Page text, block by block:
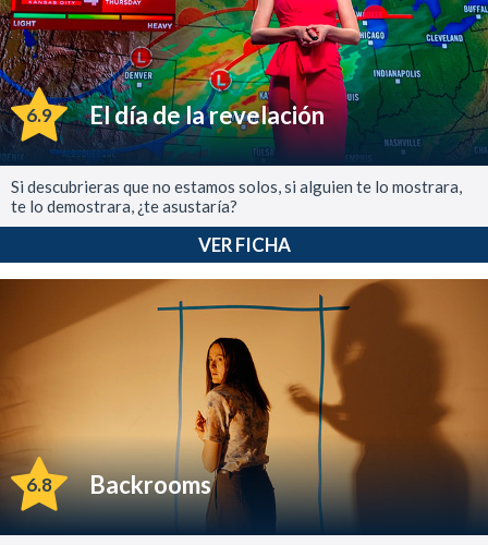
6.9 El día de la revelación
Si descubrieras que no estamos solos, si alguien te lo mostrara,
te lo demostrara, ¿te asustaría?
VER FICHA
6.8 Backrooms